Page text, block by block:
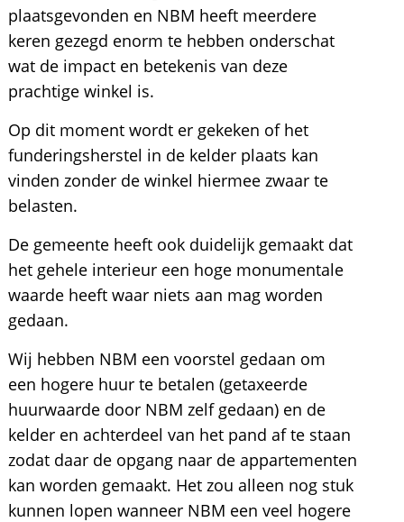
plaatsgevonden en NBM heeft meerdere
keren gezegd enorm te hebben onderschat
wat de impact en betekenis van deze
prachtige winkel is.
Op dit moment wordt er gekeken of het
funderingsherstel in de kelder plaats kan
vinden zonder de winkel hiermee zwaar te
belasten.
De gemeente heeft ook duidelijk gemaakt dat
het gehele interieur een hoge monumentale
waarde heeft waar niets aan mag worden
gedaan.
Wij hebben NBM een voorstel gedaan om
een hogere huur te betalen (getaxeerde
huurwaarde door NBM zelf gedaan) en de
kelder en achterdeel van het pand af te staan
zodat daar de opgang naar de appartementen
kan worden gemaakt. Het zou alleen nog stuk
kunnen lopen wanneer NBM een veel hogere